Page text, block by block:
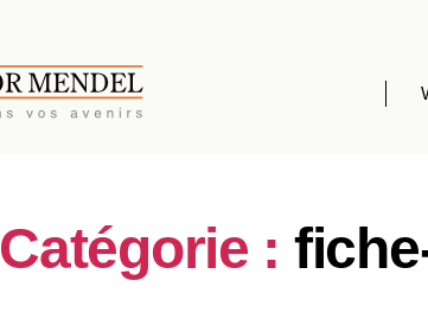
Catégorie :